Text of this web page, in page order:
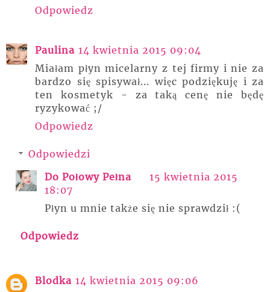
Odpowiedz
Paulina 14 kwietnia 2015 09:04
Miałam płyn micelarny z tej firmy i nie za
bardzo się spisywał... więc podziękuję i za
ten kosmetyk - za taką cenę nie będę
ryzykować ;/
Odpowiedz
Odpowiedzi
Do Połowy Pełna
15 kwietnia 2015
18:07
Płyn u mnie także się nie sprawdził :(
Odpowiedz
Blodka 14 kwietnia 2015 09:06